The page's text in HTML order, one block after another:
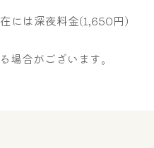
には深夜料金(1,650円)
合がございます。